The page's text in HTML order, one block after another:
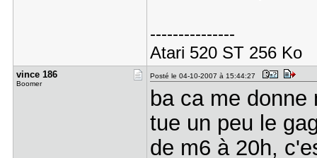
---------------
Atari 520 ST 256 Ko
vince 186
Boomer
Posté le 04-10-2007 à 15:44:27
ba ca me
tue un peu le
de m6 à 20h,